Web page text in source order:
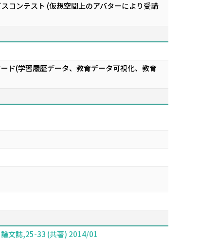
コンテスト (仮想空間上のアバターにより受講
ド(学習履歴データ、教育データ可視化、教育
文誌,25-33 (共著) 2014/01